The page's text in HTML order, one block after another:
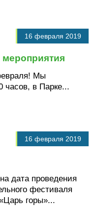
16 февраля 2019
Мы
часов, в Парке...
16 февраля 2019
дата проведения
фестиваля
горы»...